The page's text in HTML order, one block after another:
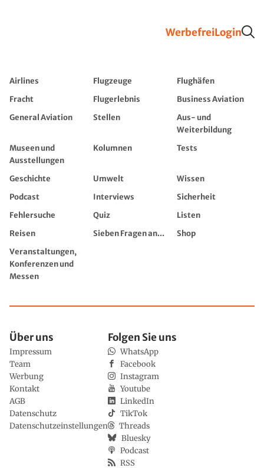
WerbefreiLogin
Airlines Flugzeuge
Flughäfen
Fracht
Flugerlebnis
Business Aviation
General Aviation
Stellen
Aus- und
Weiterbildung
Museen und
Ausstellungen
Kolumnen Tests
Geschichte Umwelt
Wissen
Podcast
Interviews
Sicherheit
Fehlersuche
Quiz
Listen
Reisen
Sieben Fragen an...
Shop
Veranstaltungen,
Konferenzen und
Messen
Über uns
Impressum
Team
Werbung
Kontakt
AGB
Datenschutz
Datenschutzeinstellungen
Folgen Sie uns
WhatsApp
Facebook
Instagram
Youtube
LinkedIn
TikTok
Threads
Bluesky
Podcast
RSS